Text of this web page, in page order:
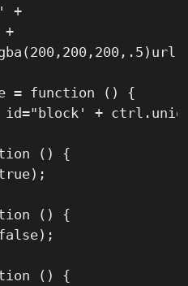
+
+
= function () {
+
() {
() {
() {